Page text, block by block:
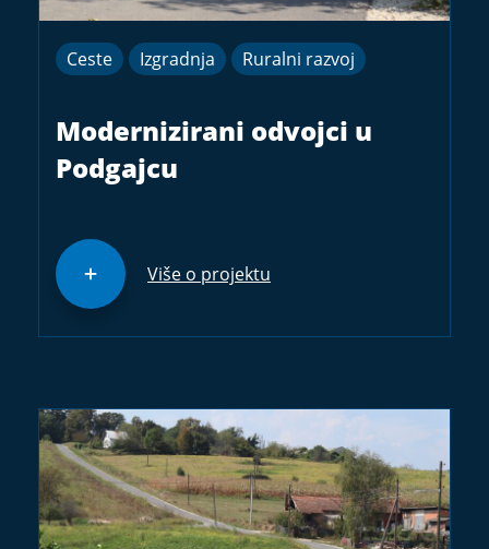
Ceste Izgradnja Ruralni razvoj
Modernizirani odvojci u
Podgajcu
Više o projektu